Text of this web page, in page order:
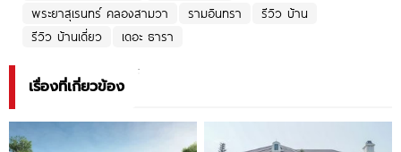
พระยาสุเรนทร์ คลองสามวา
รามอินทรา
รีวิว บ้าน
รีวิว บ้านเดี่ยว
เดอะ ธารา
เรื่องที่เกี่ยวข้อง